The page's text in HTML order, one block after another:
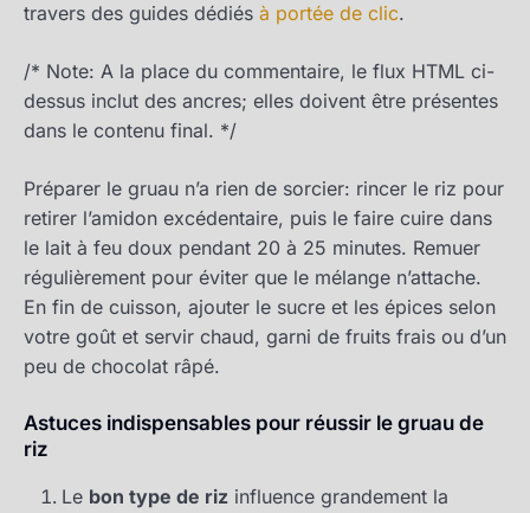
travers des guides dédiés à portée de clic.
/* Note: A la place du commentaire, le flux HTML ci-
dessus inclut des ancres; elles doivent être présentes
dans le contenu final. */
Préparer le gruau n’a rien de sorcier: rincer le riz pour
retirer l’amidon excédentaire, puis le faire cuire dans
le lait à feu doux pendant 20 à 25 minutes. Remuer
régulièrement pour éviter que le mélange n’attache.
En fin de cuisson, ajouter le sucre et les épices selon
votre goût et servir chaud, garni de fruits frais ou d’un
peu de chocolat râpé.
Astuces indispensables pour réussir le gruau de
riz
Le bon type de riz influence grandement la